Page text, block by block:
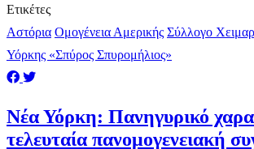
Ετικέτες
Αστόρια Ομογένεια Αμερικής Σύλλογο
Υόρκης «Σπύρος Σπυρομήλιος»
Νέα Υόρκη: Πανηγυρικό
τελευταία πανομογενειακή